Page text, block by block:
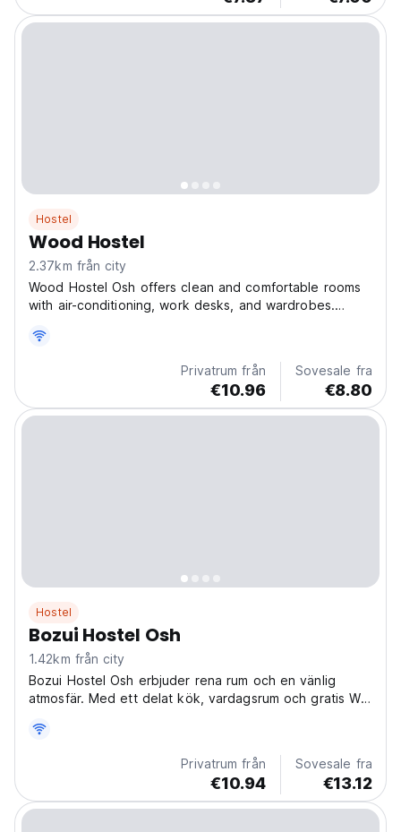
Hostel
Wood Hostel
2.37km från city
Wood Hostel Osh offers clean and comfortable rooms
with air-conditioning, work desks, and wardrobes.
hairdryers. The hostel features a welcoming garden,
terrace, and bar, along with a shared lounge, kitchen,...
Privatrum från
€10.96
Sovesale fra
€8.80
Hostel
Bozui Hostel Osh
1.42km från city
Bozui Hostel Osh erbjuder rena rum och en vänlig
atmosfär. Med ett delat kök, vardagsrum och gratis Wi-
resenärer. (Auto-translated from original language)
Privatrum från
€10.94
Sovesale fra
€13.12